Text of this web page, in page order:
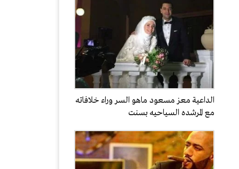
الداعية معز مسعود ماهو السر وراء خلافاته
مع المرشده السياحيه بسنت